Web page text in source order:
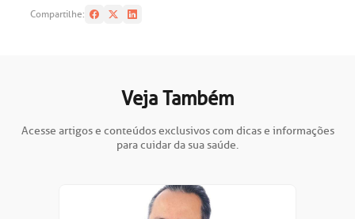
Compartilhe:
Veja Também
Acesse artigos e conteúdos exclusivos com dicas e informações
para cuidar da sua saúde.